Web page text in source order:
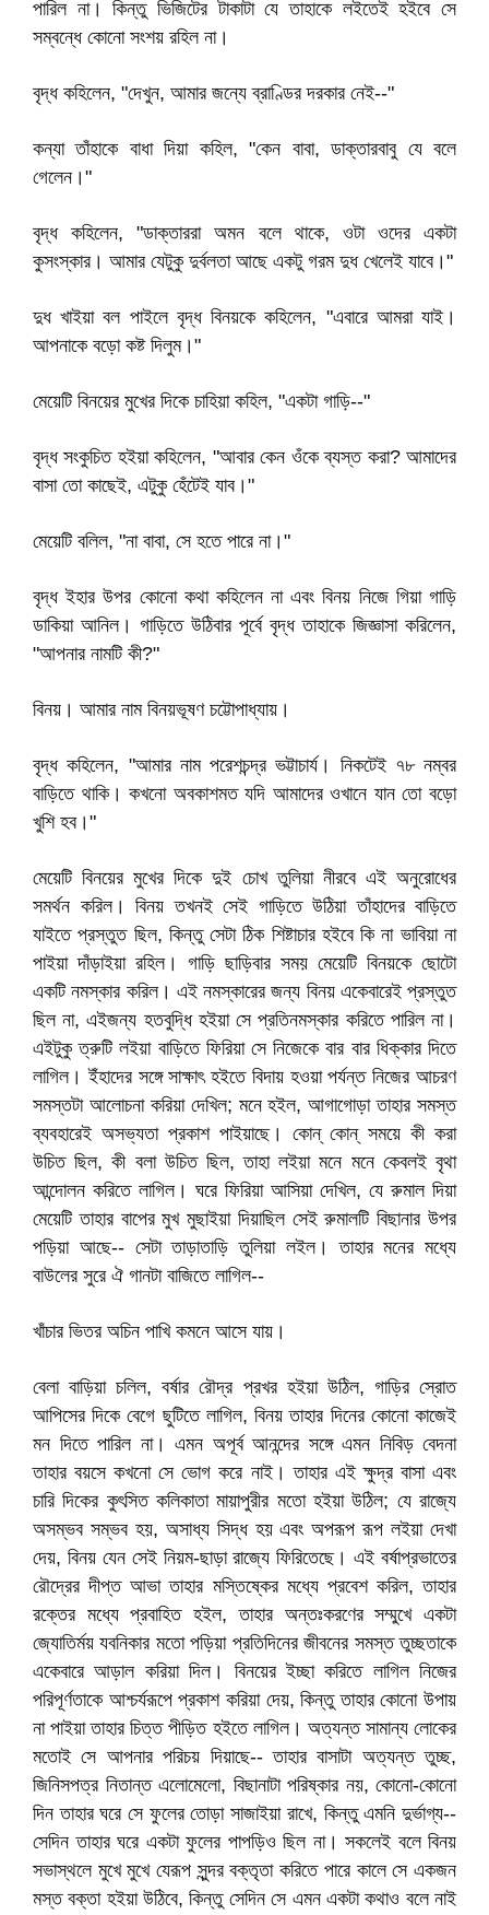
পারিল না। কিন্তু ভিজিটের টাকাটা যে তাহাকে লইতেই হইবে সে
সম্বন্ধে কোনো সংশয় রহিল না।
বৃদ্ধ কহিলেন, "দেখুন, আমার জন্যে ব্রাণ্ডির দরকার নেই--"
কন্যা তাঁহাকে বাধা দিয়া কহিল, "কেন বাবা, ডাক্তারবাবু যে বলে
গেলেন।"
বৃদ্ধ কহিলেন, "ডাক্তাররা অমন বলে থাকে, ওটা ওদের একটা
কুসংস্কার। আমার যেটুকু দুর্বলতা আছে একটু গরম দুধ খেলেই যাবে।"
দুধ খাইয়া বল পাইলে বৃদ্ধ বিনয়কে কহিলেন, "এবারে আমরা যাই।
আপনাকে বড়ো কষ্ট দিলুম।"
মেয়েটি বিনয়ের মুখের দিকে চাহিয়া কহিল, "একটা গাড়ি--"
বৃদ্ধ সংকুচিত হইয়া কহিলেন, "আবার কেন ওঁকে ব্যস্ত করা? আমাদের
বাসা তো কাছেই, এটুকু হেঁটেই যাব।"
মেয়েটি বলিল, "না বাবা, সে হতে পারে না।"
বৃদ্ধ ইহার উপর কোনো কথা কহিলেন না এবং বিনয় নিজে গিয়া গাড়ি
ডাকিয়া আনিল। গাড়িতে উঠিবার পূর্বে বৃদ্ধ তাহাকে জিজ্ঞাসা করিলেন,
"আপনার নামটি কী?"
বিনয়। আমার নাম বিনয়ভূষণ চট্টোপাধ্যায়।
বৃদ্ধ কহিলেন, "আমার নাম পরেশচন্দ্র ভট্টাচার্য। নিকটেই ৭৮ নম্বর
বাড়িতে থাকি। কখনো অবকাশমত যদি আমাদের ওখানে যান তো বড়ো
খুশি হব।"
মেয়েটি বিনয়ের মুখের দিকে দুই চোখ তুলিয়া নীরবে এই অনুরোধের
সমর্থন করিল। বিনয় তখনই সেই গাড়িতে উঠিয়া তাঁহাদের বাড়িতে
যাইতে প্রস্তুত ছিল, কিন্তু সেটা ঠিক শিষ্টাচার হইবে কি না ভাবিয়া না
পাইয়া দাঁড়াইয়া রহিল। গাড়ি ছাড়িবার সময় মেয়েটি বিনয়কে ছোটো
একটি নমস্কার করিল। এই নমস্কারের জন্য বিনয় একেবারেই প্রস্তুত
ছিল না, এইজন্য হতবুদ্ধি হইয়া সে প্রতিনমস্কার করিতে পারিল না।
এইটুকু ত্রুটি লইয়া বাড়িতে ফিরিয়া সে নিজেকে বার বার ধিক্‌কার দিতে
লাগিল। ইঁহাদের সঙ্গে সাক্ষাৎ হইতে বিদায় হওয়া পর্যন্ত নিজের আচরণ
সমস্তটা আলোচনা করিয়া দেখিল; মনে হইল, আগাগোড়া তাহার সমস্ত
ব্যবহারেই অসভ্যতা প্রকাশ পাইয়াছে। কোন্‌ কোন্‌ সময়ে কী করা
উচিত ছিল, কী বলা উচিত ছিল, তাহা লইয়া মনে মনে কেবলই বৃথা
আন্দোলন করিতে লাগিল। ঘরে ফিরিয়া আসিয়া দেখিল, যে রুমাল দিয়া
মেয়েটি তাহার বাপের মুখ মুছাইয়া দিয়াছিল সেই রুমালটি বিছানার উপর
পড়িয়া আছে-- সেটা তাড়াতাড়ি তুলিয়া লইল। তাহার মনের মধ্যে
বাউলের সুরে ঐ গানটা বাজিতে লাগিল--
খাঁচার ভিতর অচিন পাখি কমনে আসে যায়।
বেলা বাড়িয়া চলিল, বর্ষার রৌদ্র প্রখর হইয়া উঠিল, গাড়ির স্রোত
আপিসের দিকে বেগে ছুটিতে লাগিল, বিনয় তাহার দিনের কোনো কাজেই
মন দিতে পারিল না। এমন অপূর্ব আনন্দের সঙ্গে এমন নিবিড় বেদনা
তাহার বয়সে কখনো সে ভোগ করে নাই। তাহার এই ক্ষুদ্র বাসা এবং
চারি দিকের কুৎসিত কলিকাতা মায়াপুরীর মতো হইয়া উঠিল; যে রাজ্যে
অসম্ভব সম্ভব হয়, অসাধ্য সিদ্ধ হয় এবং অপরূপ রূপ লইয়া দেখা
দেয়, বিনয় যেন সেই নিয়ম-ছাড়া রাজ্যে ফিরিতেছে। এই বর্ষাপ্রভাতের
রৌদ্রের দীপ্ত আভা তাহার মস্তিষ্কের মধ্যে প্রবেশ করিল, তাহার
রক্তের মধ্যে প্রবাহিত হইল, তাহার অন্তঃকরণের সম্মুখে একটা
জ্যোতির্ময় যবনিকার মতো পড়িয়া প্রতিদিনের জীবনের সমস্ত তুচ্ছতাকে
একেবারে আড়াল করিয়া দিল। বিনয়ের ইচ্ছা করিতে লাগিল নিজের
পরিপূর্ণতাকে আশ্চর্যরূপে প্রকাশ করিয়া দেয়, কিন্তু তাহার কোনো উপায়
না পাইয়া তাহার চিত্ত পীড়িত হইতে লাগিল। অত্যন্ত সামান্য লোকের
মতোই সে আপনার পরিচয় দিয়াছে-- তাহার বাসাটা অত্যন্ত তুচ্ছ,
জিনিসপত্র নিতান্ত এলোমেলো, বিছানাটা পরিষ্কার নয়, কোনো-কোনো
দিন তাহার ঘরে সে ফুলের তোড়া সাজাইয়া রাখে, কিন্তু এমনি দুর্ভাগ্য--
সেদিন তাহার ঘরে একটা ফুলের পাপড়িও ছিল না। সকলেই বলে বিনয়
সভাস্থলে মুখে মুখে যেরূপ সুন্দর বক্তৃতা করিতে পারে কালে সে একজন
মস্ত বক্তা হইয়া উঠিবে, কিন্তু সেদিন সে এমন একটা কথাও বলে নাই